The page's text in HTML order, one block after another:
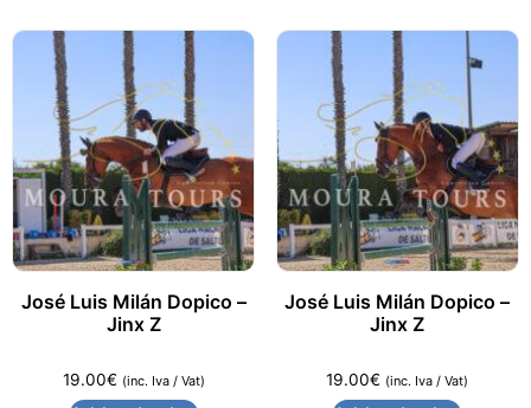
José Luis Milán Dopico –
Jinx Z
19.00€ (inc. Iva / Vat)
José Luis Milán Dopico –
Jinx Z
19.00€ (inc. Iva / Vat)